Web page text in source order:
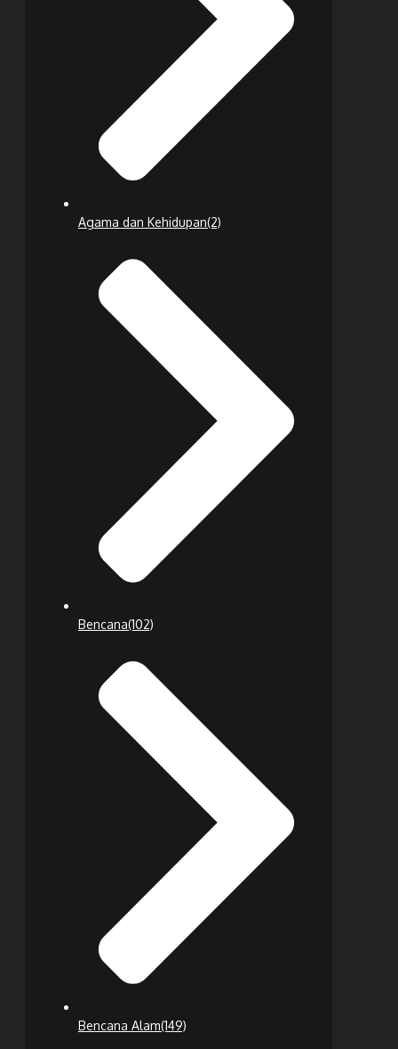
Agama dan Kehidupan(2)
Bencana(102)
Bencana Alam(149)